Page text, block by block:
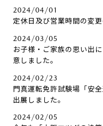
2024/04/01
定休日及び営業時間の変
2024/03/05
お子様・ご家族の思い出
意しました。
2024/02/23
門真運転免許試験場「安
出展しました。
2024/02/05